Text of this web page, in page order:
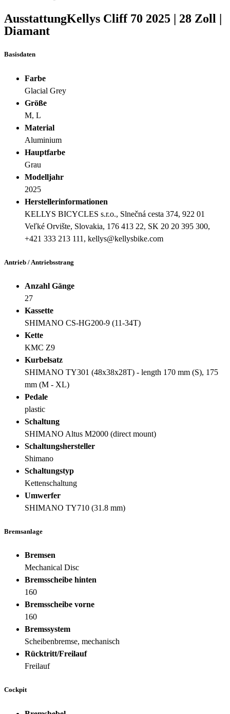
AusstattungKellys Cliff 70 2025 28 Zoll
Diamant
Basisdaten
Farbe
Glacial Grey
Größe
M, L
Material
Aluminium
Hauptfarbe
Grau
Modelljahr
2025
Herstellerinformationen
KELLYS BICYCLES s.r.o., Slnečná cesta 374, 922 01
Veľké Orvište, Slovakia, 176 413 22, SK 20 20 395 300,
+421 333 213 111, kellys@kellysbike.com
Antrieb / Antriebsstrang
Anzahl Gänge
27
Kassette
SHIMANO CS-HG200-9 (11-34T)
Kette
KMC Z9
Kurbelsatz
SHIMANO TY301 (48x38x28T) - length 170 mm (S), 175
mm (M - XL)
Pedale
plastic
Schaltung
SHIMANO Altus M2000 (direct mount)
Schaltungshersteller
Shimano
Schaltungstyp
Kettenschaltung
Umwerfer
SHIMANO TY710 (31.8 mm)
Bremsanlage
Bremsen
Mechanical Disc
Bremsscheibe hinten
160
Bremsscheibe vorne
160
Bremssystem
Scheibenbremse, mechanisch
Rücktritt/Freilauf
Freilauf
Cockpit